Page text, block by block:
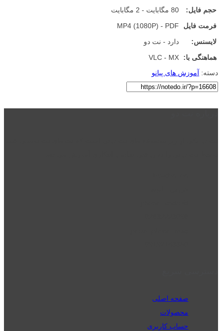
حجم فایل:
80 مگابایت - 2 مگابایت
فرمت فایل
MP4 (1080P) - PDF
لایسنس:
دارد - نت دو
هماهنگی با:
VLC - MX
دسته: آموزش های پیانو
صفحه اصلی
محصولات
حساب کاربری